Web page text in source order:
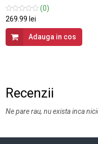
(0)
269.99 lei
Adauga in cos
Recenzii
Ne pare rau, nu exista inca